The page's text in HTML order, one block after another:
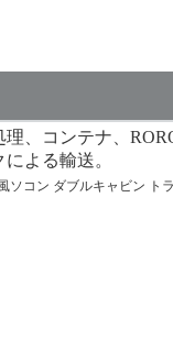
、コンテナ、
よる輸送。